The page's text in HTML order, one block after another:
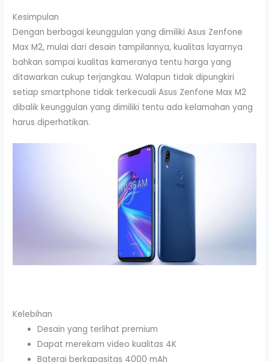
Kesimpulan
Dengan berbagai keunggulan yang dimiliki Asus Zenfone
Max M2, mulai dari desain tampilannya, kualitas layarnya
bahkan sampai kualitas kameranya tentu harga yang
ditawarkan cukup terjangkau. Walapun tidak dipungkiri
setiap smartphone tidak terkecuali Asus Zenfone Max M2
dibalik keunggulan yang dimiliki tentu ada kelamahan yang
harus diperhatikan.
Kelebihan
Desain yang terlihat premium
Dapat merekam video kualitas 4K
Baterai berkapasitas 4000 mAh